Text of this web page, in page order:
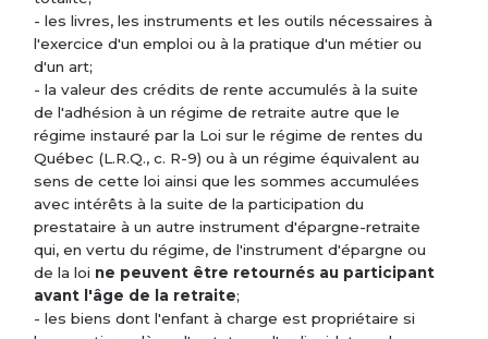
- les livres, les instruments et les outils nécessaires à
l'exercice d'un emploi ou à la pratique d'un métier ou
d'un art;
- la valeur des crédits de rente accumulés à la suite
de l'adhésion à un régime de retraite autre que le
régime instauré par la Loi sur le régime de rentes du
Québec (L.R.Q., c. R-9) ou à un régime équivalent au
sens de cette loi ainsi que les sommes accumulées
avec intérêts à la suite de la participation du
prestataire à un autre instrument d'épargne-retraite
qui, en vertu du régime, de l'instrument d'épargne ou
de la loi ne peuvent être retournés au participant
avant l'âge de la retraite;
- les biens dont l'enfant à charge est propriétaire si